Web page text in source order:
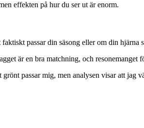
effekten på hur du ser ut är enorm.
passar din säsong eller om din hjärna
är en bra matchning, och resonemanget
passar mig, men analysen visar att jag